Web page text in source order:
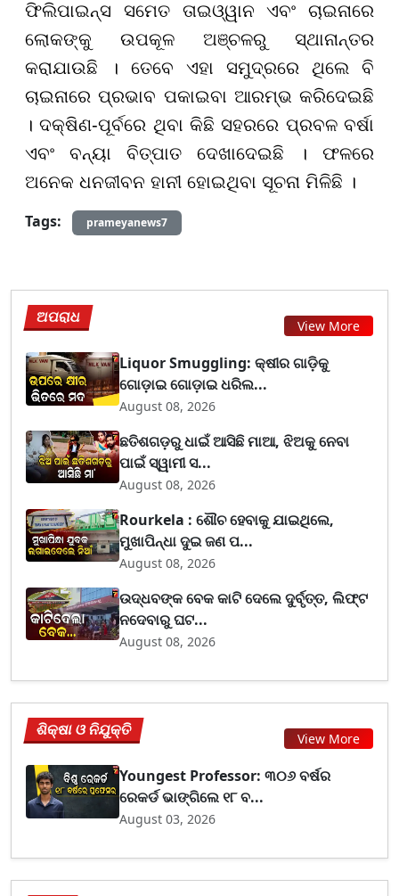
ଫିଲିପାଇନ୍ସ ସମେତ ତାଇଓ୍ୱାନ ଏବଂ ଚାଇନାରେ
ଲୋକଙ୍କୁ ଉପକୂଳ ଅଞ୍ଚଳରୁ ସ୍ଥାନାନ୍ତର
କରାଯାଉଛି । ତେବେ ଏହା ସମୁଦ୍ରରେ ଥିଲେ ବି
ଚାଇନାରେ ପ୍ରଭାବ ପକାଇବା ଆରମ୍ଭ କରିଦେଇଛି
। ଦକ୍ଷିଣ-ପୂର୍ବରେ ଥିବା କିଛି ସହରରେ ପ୍ରବଳ ବର୍ଷା
ଏବଂ ବନ୍ୟା ବିତ୍ପାତ ଦେଖାଦେଇଛି । ଫଳରେ
ଅନେକ ଧନଜୀବନ ହାନୀ ହୋଇଥିବା ସୂଚନା ମିଳିଛି ।
Tags:
prameyanews7
ଅପରାଧ View More
Liquor Smuggling: କ୍ଷୀର ଗାଡ଼ିକୁ
ଗୋଡ଼ାଇ ଗୋଡ଼ାଇ ଧରିଲ...
August 08, 2026
ଛତିଶଗଡ଼ରୁ ଧାଇଁ ଆସିଛି ମାଆ, ଝିଅକୁ ନେବା
ପାଇଁ ସ୍ୱାମୀ ସ...
August 08, 2026
Rourkela : ଶୌଚ ହେବାକୁ ଯାଇଥିଲେ,
ମୁଖାପିନ୍ଧା ଦୁଇ ଜଣ ପ...
August 08, 2026
ଉଦ୍ଧବଙ୍କ ବେକ କାଟି ଦେଲେ ଦୁର୍ବୃତ୍ତ, ଲିଫ୍ଟ
ନଦେବାରୁ ଘଟ...
August 08, 2026
ଶିକ୍ଷା ଓ ନିଯୁକ୍ତି View More
Youngest Professor: ୩୦୬ ବର୍ଷର
ରେକର୍ଡ ଭାଙ୍ଗିଲେ ୧୮ ବ...
August 03, 2026